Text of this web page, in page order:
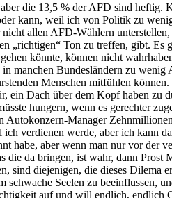
die 13,5 % der AFD sind
kann, weil ich von Politik zu
allen AFD-Wählern
„richtigen“ Ton zu treffen, gibt.
könnte, können nicht
manchen Bundesländern zu
Menschen mitfühlen
ein Dach über dem Kopf haben
hungern, wenn es gerechter
Manager
verdienen werde, aber ich kann
habe, aber wenn man nur vor der
die da bringen, ist wahr, dann
sind diejenigen, die dieses Dilema
Seelen zu beeinflussen,
auf und will endlich, endlich